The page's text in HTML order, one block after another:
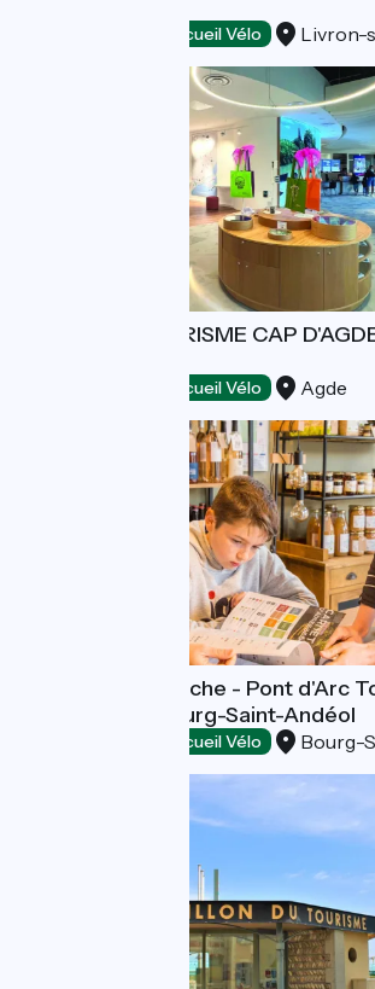
Accueil Vélo Livron-
OFFICE DE TOURISME CAP
Accueil Vélo Agde
Gorges de l'Ardèche - Pont d'Arc
Information - Bourg-Saint-Andéol
Accueil Vélo Bourg-